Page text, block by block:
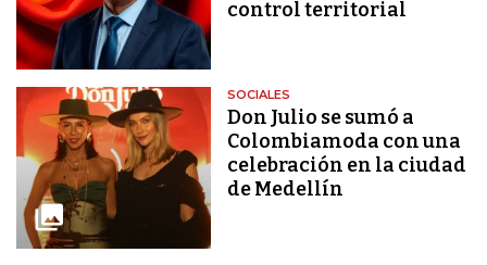
control territorial
SOCIALES
Don Julio se sumó a
Colombiamoda con una
celebración en la ciudad
de Medellín